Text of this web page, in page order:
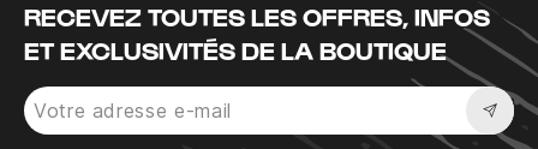
RECEVEZ TOUTES LES OFFRES, INFOS
ET EXCLUSIVITÉS DE LA BOUTIQUE